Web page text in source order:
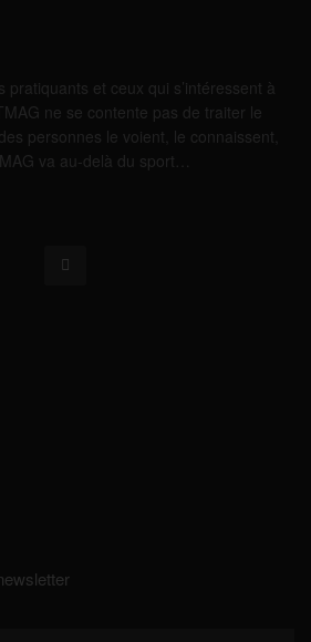
pratiquants et ceux qui s’intéressent à
ne se contente pas de traiter le
personnes le voient, le connaissent,
va au-delà du sport…